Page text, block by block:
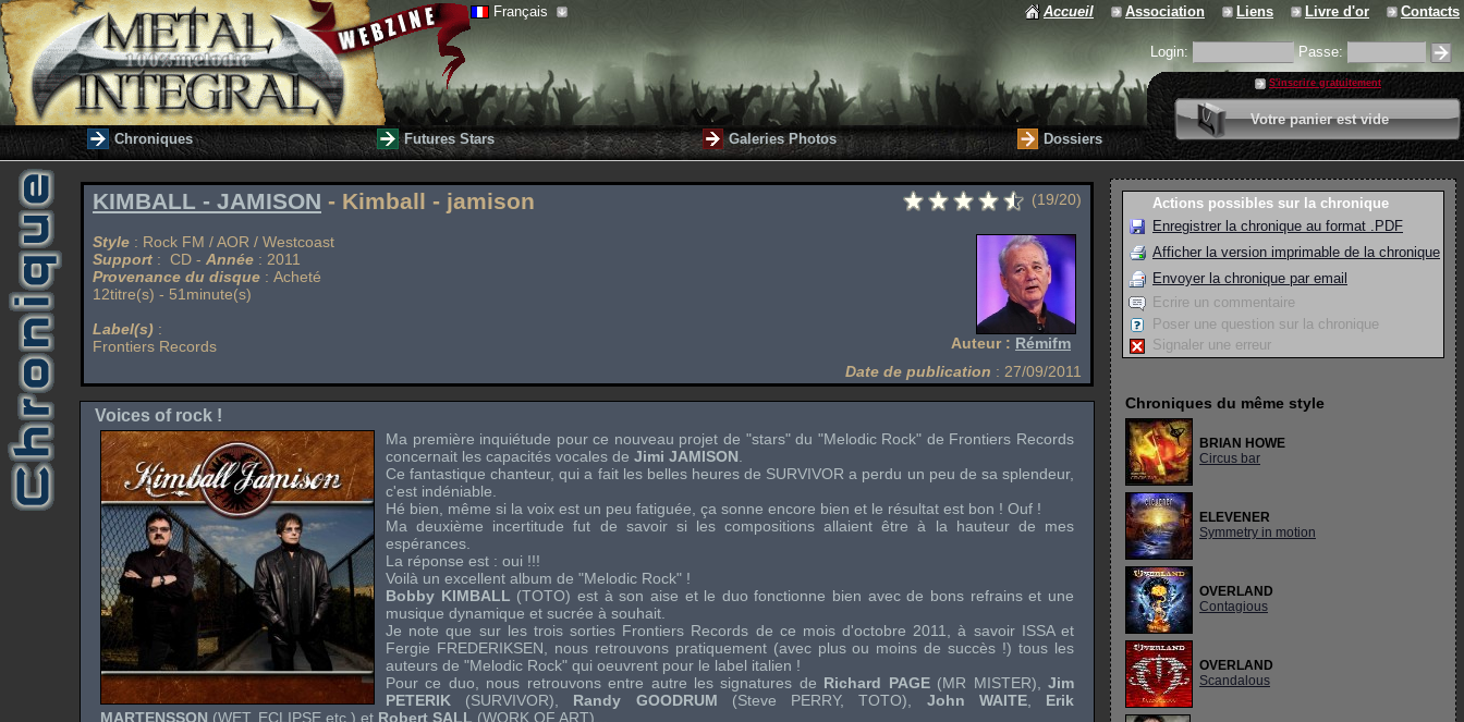
Français Accueil Association Liens Livre d'or Contacts
Login: Passe:
S'inscrire gratuitement
Votre panier est vide
0 article
Valider votre panier
Chroniques Futures Stars Galeries Photos Dossiers
KIMBALL - JAMISON - Kimball - jamison
Style : Rock FM / AOR / Westcoast
Support : CD - Année : 2011
Provenance du disque : Acheté
12titre(s) - 51minute(s)
Label(s) :
Frontiers Records
(19/20)
Auteur : Rémifm
Date de publication : 27/09/2011
Voices of rock !
Ma première inquiétude pour ce nouveau projet de "stars" du "Melodic Rock" de Frontiers Records
concernait les capacités vocales de Jimi JAMISON
Ce fantastique chanteur, qui a fait les belles heures de SURVIVOR a perdu un peu de sa splendeur,
c'est indéniable.
Hé bien, même si la voix est un peu fatiguée, ça sonne encore bien et le résultat est bon ! Ouf !
Ma deuxième incertitude fut de savoir si les compositions allaient être à la hauteur de mes
espérances.
La réponse est : oui !!!
Voilà un excellent album de "Melodic Rock" !
Bobby KIMBALL (TOTO) est à son aise et le duo fonctionne bien avec de bons refrains et une
musique dynamique et sucrée à souhait.
Je note que sur les trois sorties Frontiers Records de ce mois d'octobre 2011, à savoir ISSAet
Fergie FREDERIKSEN , nous retrouvons pratiquement (avec plus ou moins de succès !) tous les
auteurs de "Melodic Rock" qui oeuvrent pour le label italien !
Pour ce duo, nous retrouvons entre autre les signatures de Richard PAGE(MR MISTER),Jim
PETERIK (SURVIVOR), Randy GOODRUM (Steve PERRY,TOTO), John WAITE, Erik
MARTENSSON (WET, ECLIPSE etc.) et Robert SALL (WORK OF ART)...
Actions possibles sur la chronique
Enregistrer la chronique au format .PDF
Afficher la version imprimable de la chronique
Envoyer la chronique par email
Ecrire un commentaire
Poser une question sur la chronique
Signaler une erreur
Chroniques du même style
BRIAN HOWE
Circus bar
ELEVENER
Symmetry in motion
OVERLAND
Contagious
OVERLAND
Scandalous